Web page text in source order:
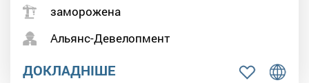
заморожена
Альянс-Девелопмент
ДОКЛАДНІШЕ